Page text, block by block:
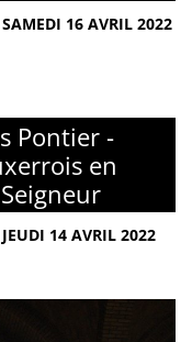
16 AVRIL 2022
Pontier -
en
14 AVRIL 2022